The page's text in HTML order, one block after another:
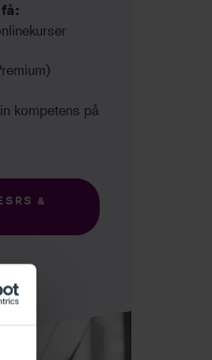
kompetens på
&